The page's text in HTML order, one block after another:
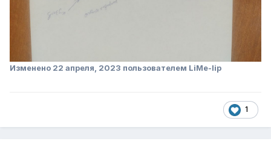
Изменено 22 апреля, 2023 пользователем LiMe-lip
1